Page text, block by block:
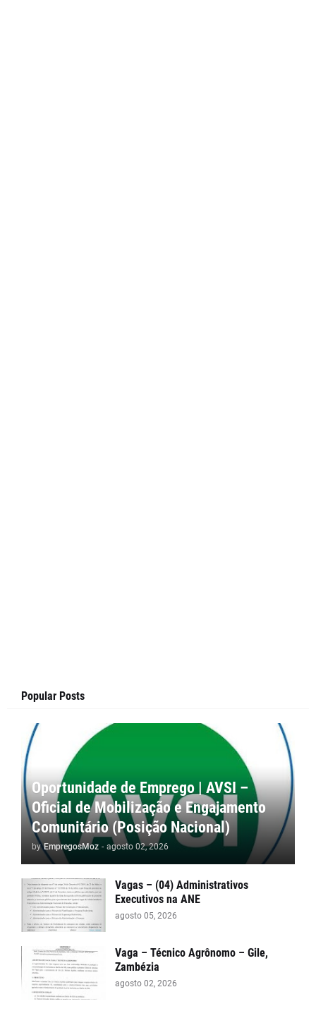
Popular Posts
Oportunidade de Emprego | AVSI –
Oficial de Mobilização e Engajamento
Comunitário (Posição Nacional)
by EmpregosMoz - agosto 02, 2026
Vagas – (04) Administrativos
Executivos na ANE
agosto 05, 2026
Vaga – Técnico Agrônomo – Gile,
Zambézia
agosto 02, 2026